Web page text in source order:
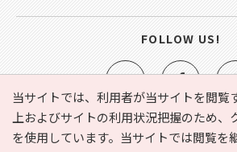
当サイトでは、利用者が当サイトを閲覧
上およびサイトの利用状況把握のため、
を使用しています。当サイトでは閲覧を
e-NAVITA（イーナビタ）とは？ お気に
FOLLOW US!